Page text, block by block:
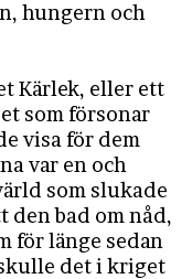
hungern och
Kärlek, eller ett
som försonar
visa för dem
var en och
som slukade
den bad om nåd,
för länge sedan
det i kriget